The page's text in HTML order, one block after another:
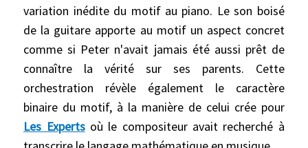
variation inédite du motif au piano. Le son boisé
de la guitare apporte au motif un aspect concret
comme si Peter n'avait jamais été aussi prêt de
connaître la vérité sur ses parents. Cette
orchestration révèle également le caractère
binaire du motif, à la manière de celui crée pour
Les Expertsoù le compositeur avait recherché à